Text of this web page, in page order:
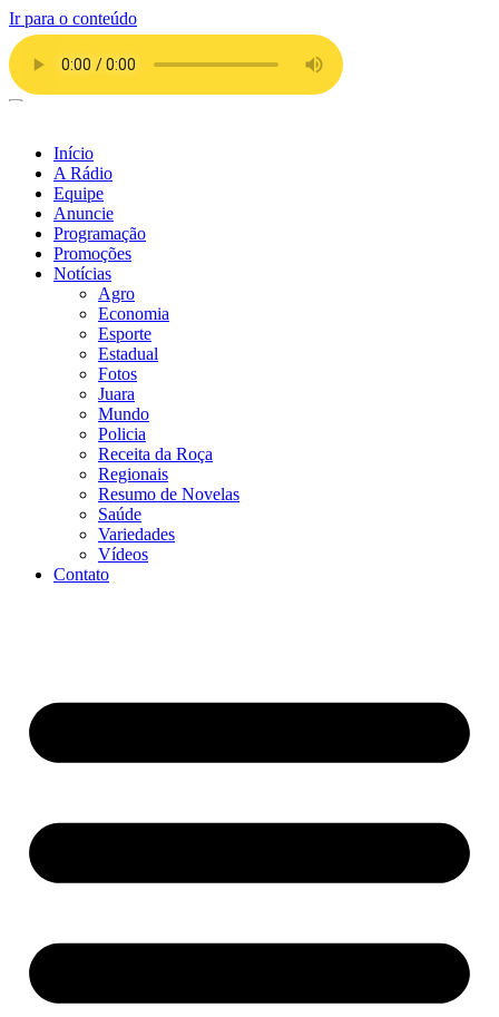
Ir para o conteúdo
Início
A Rádio
Equipe
Anuncie
Programação
Promoções
Notícias
Agro
Economia
Esporte
Estadual
Fotos
Juara
Mundo
Policia
Receita da Roça
Regionais
Resumo de Novelas
Saúde
Variedades
Vídeos
Contato